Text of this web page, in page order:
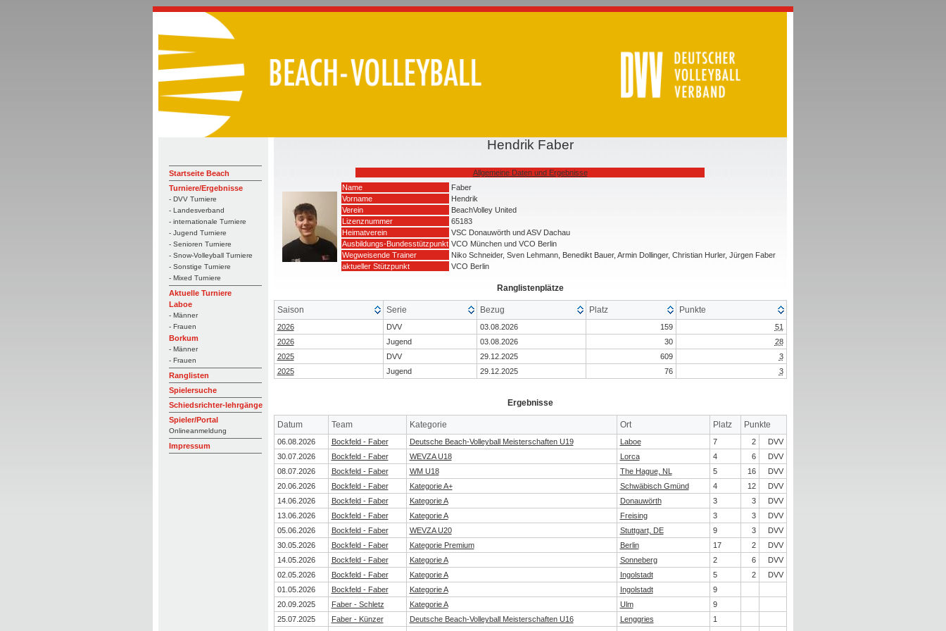
Startseite Beach
Turniere/Ergebnisse
- DVV Turniere
- Landesverband
- internationale Turniere
- Jugend Turniere
- Senioren Turniere
- Snow-Volleyball Turniere
- Sonstige Turniere
- Mixed Turniere
Aktuelle Turniere
Laboe
- Männer
- Frauen
Borkum
- Männer
- Frauen
Ranglisten
Spielersuche
Schiedsrichter-lehrgänge
Spieler/Portal
Onlineanmeldung
Impressum
Hendrik Faber
Allgemeine Daten und Ergebnisse
Name
Faber
Vorname
Hendrik
Verein
BeachVolley United
Lizenznummer
65183
Heimatverein
VSC Donauwörth und ASV Dachau
Ausbildungs-Bundesstützpunkt VCO München und VCO Berlin
Wegweisende Trainer
Niko Schneider, Sven Lehmann, Benedikt Bauer, Armin Dollinger, Christian Hurler, Jürgen Faber
aktueller Stützpunkt
VCO Berlin
Ranglistenplätze
Saison Serie Bezug Platz Punkte
2026 DVV 03.08.2026 159
51
2026
Jugend 03.08.2026 30
28
2025
DVV 29.12.2025 609
3
2025
Jugend 29.12.2025 76 3
Ergebnisse
Datum Team Kategorie Ort Platz Punkte
06.08.2026 Bockfeld - Faber Deutsche Beach-Volleyball Meisterschaften U19 Laboe 7 2
DVV
30.07.2026
Bockfeld - Faber WEVZA U18 Lorca 4 6
DVV
08.07.2026
Bockfeld - Faber WM U18 The Hague, NL 5 16
DVV
20.06.2026
Bockfeld - Faber Kategorie A+ Schwäbisch Gmünd 4 12
DVV
14.06.2026
Bockfeld - Faber Kategorie A Donauwörth 3 3
DVV
13.06.2026
Bockfeld - Faber Kategorie A Freising 3 3
DVV
05.06.2026
Bockfeld - Faber WEVZA U20 Stuttgart, DE 9 3
DVV
30.05.2026
Bockfeld - Faber Kategorie Premium Berlin 17 2
DVV
14.05.2026
Bockfeld - Faber Kategorie A Sonneberg 2 6
DVV
02.05.2026
Bockfeld - Faber Kategorie A Ingolstadt 5 2
DVV
01.05.2026
Bockfeld - Faber Kategorie A Ingolstadt
9
20.09.2025
Faber - Schletz Kategorie A Ulm
9
25.07.2025
Faber - Künzer Deutsche Beach-Volleyball Meisterschaften U16 Lenggries
1